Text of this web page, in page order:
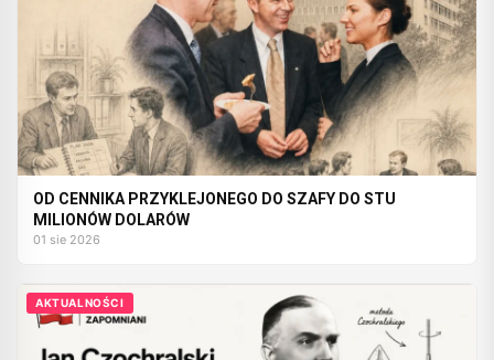
OD CENNIKA PRZYKLEJONEGO DO SZAFY DO STU
MILIONÓW DOLARÓW
01 sie 2026
AKTUALNOŚCI